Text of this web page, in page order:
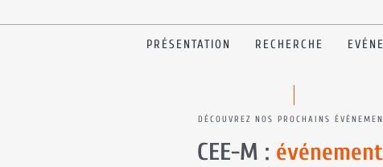
PRÉSENTATION RECHERCHE
DÉCOUVREZ NOS PROCHAINS
CEE-M :